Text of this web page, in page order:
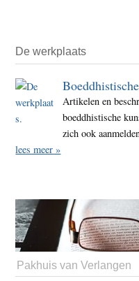
De werkplaats
Artikelen en
boeddhistische
zich ook
lees meer »
Pakhuis van Verlangen